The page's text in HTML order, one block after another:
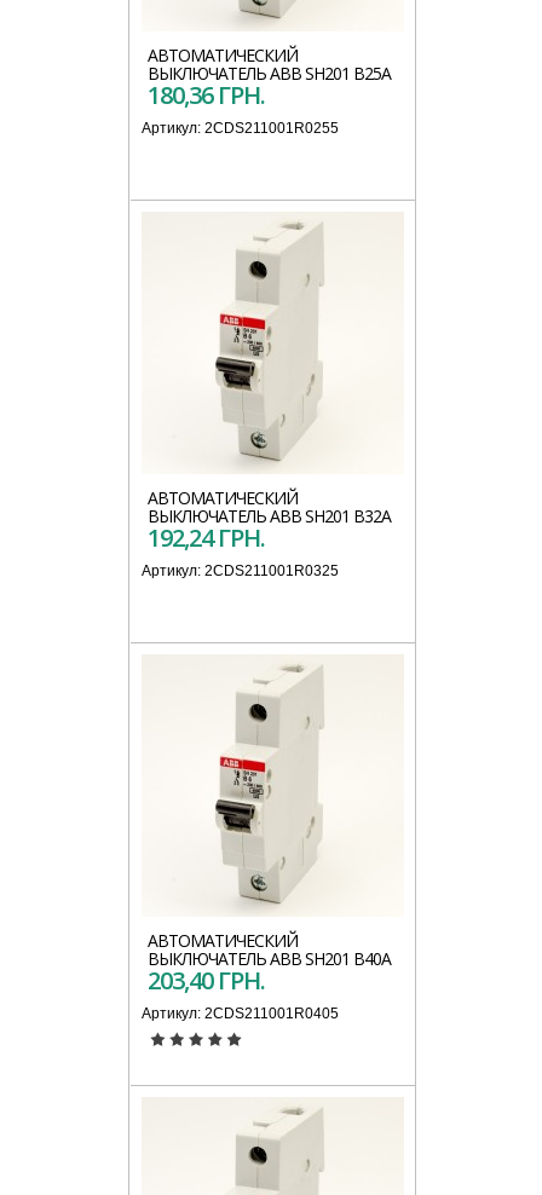
АВТОМАТИЧЕСКИЙ
ВЫКЛЮЧАТЕЛЬ АВВ SH201 B25A
180,36 ГРН.
Артикул: 2CDS211001R0255
АВТОМАТИЧЕСКИЙ
ВЫКЛЮЧАТЕЛЬ АВВ SH201 B32A
192,24 ГРН.
Артикул: 2CDS211001R0325
АВТОМАТИЧЕСКИЙ
ВЫКЛЮЧАТЕЛЬ АВВ SH201 B40A
203,40 ГРН.
Артикул: 2CDS211001R0405